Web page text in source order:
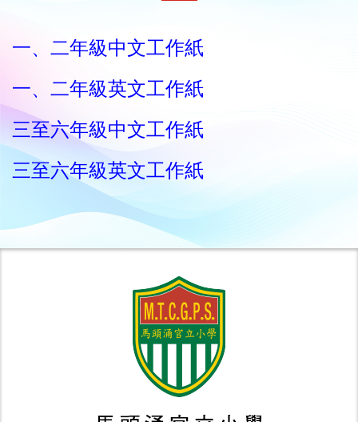
一、二年級中文工作紙
一、二年級英文工作紙
三至六年級中文工作紙
三至六年級英文工作紙